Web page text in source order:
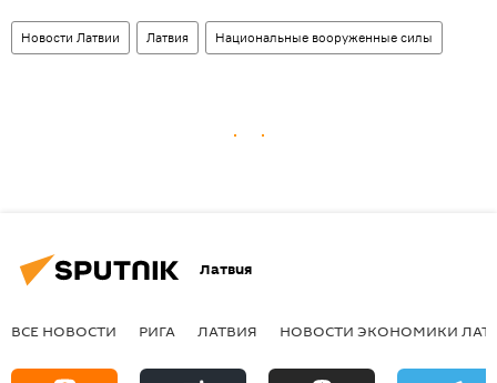
Новости Латвии Латвия Национальные вооруженные силы
Латвия
ВСЕ НОВОСТИ РИГА ЛАТВИЯ НОВОСТИ ЭКОНОМИКИ